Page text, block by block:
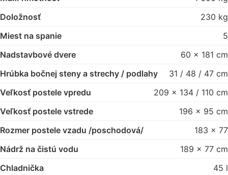
Doložnosť
230 kg
Miest na spanie
5
Nadstavbové dvere
60 x 181 cm
Hrúbka bočnej steny a strechy / podlahy
31 / 48 / 47 cm
Veľkosť postele vpredu
209 x 134 / 110 cm
Veľkosť postele vstrede
196 x 95 cm
Rozmer postele vzadu /poschodová/
183 x 77
Nádrž na čistú vodu
189 x 77 cm
Chladnička
45 l